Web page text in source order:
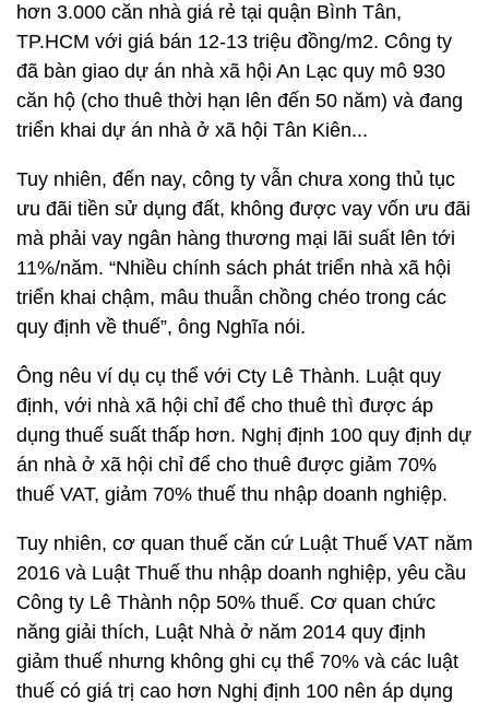
hơn 3.000 căn nhà giá rẻ tại quận Bình Tân,
TP.HCM với giá bán 12-13 triệu đồng/m2. Công ty
đã bàn giao dự án nhà xã hội An Lạc quy mô 930
căn hộ (cho thuê thời hạn lên đến 50 năm) và đang
triển khai dự án nhà ở xã hội Tân Kiên...
Tuy nhiên, đến nay, công ty vẫn chưa xong thủ tục
ưu đãi tiền sử dụng đất, không được vay vốn ưu đãi
mà phải vay ngân hàng thương mại lãi suất lên tới
11%/năm. “Nhiều chính sách phát triển nhà xã hội
triển khai chậm, mâu thuẫn chồng chéo trong các
quy định về thuế”, ông Nghĩa nói.
Ông nêu ví dụ cụ thể với Cty Lê Thành. Luật quy
định, với nhà xã hội chỉ để cho thuê thì được áp
dụng thuế suất thấp hơn. Nghị định 100 quy định dự
án nhà ở xã hội chỉ để cho thuê được giảm 70%
thuế VAT, giảm 70% thuế thu nhập doanh nghiệp.
Tuy nhiên, cơ quan thuế căn cứ Luật Thuế VAT năm
2016 và Luật Thuế thu nhập doanh nghiệp, yêu cầu
Công ty Lê Thành nộp 50% thuế. Cơ quan chức
năng giải thích, Luật Nhà ở năm 2014 quy định
giảm thuế nhưng không ghi cụ thể 70% và các luật
thuế có giá trị cao hơn Nghị định 100 nên áp dụng